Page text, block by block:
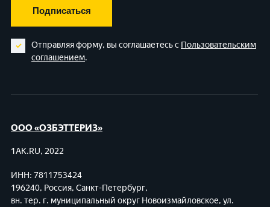
Подписаться
Отправляя форму, вы соглашаетесь с Пользовательским
соглашением.
ООО «ОЗБЭТТЕРИЗ»
1AK.RU, 2022
ИНН: 7811753424
196240, Россия, Санкт-Петербург,
вн. тер. г. муниципальный округ Новоизмайловское, ул.